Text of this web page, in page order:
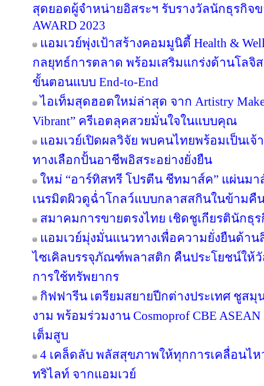
สุดยอดผู้จำหน่ายอิสระฯ รับรางวัลนักธุรกิจข
AWARD 2023
แอมเวย์พุ่งเป้าสร้างคอมมูนิตี้ Health &
กลยุทธ์การตลาด พร้อมเสริมแกร่งด้านโลจิ
ขั้นตอนแบบ End-to-End
ไอเท็มสุดฮอตใหม่ล่าสุด จาก Artistry
Vibrant” ครีเอตลุคสวยมั่นใจในแบบคุณ
แอมเวย์เปิดผลวิจัย พบคนไทยพร้อมเป็นเ
ทางเลือกปั้นอาชีพอิสระอย่างยั่งยืน
ใหม่ “อาร์ทิสทรี โปรตีน ชีทมาส์ค” แผ่นม
เนรมิตผิวดูฉ่ำโกลว์แบบกลาสสกินในข้ามคื
สมาคมการขายตรงไทย เชิดชูเกียรตินักธุ
แอมเวย์มุ่งมั่นแนวทางเพื่อความยั่งยืนด้า
ไซเคิลบรรจุภัณฑ์พลาสติก คืนประโยชน์ให้
การใช้ทรัพยากร
กิฟฟารีน เตรียมสยายปีกต่างประเทศ ชูสมุ
งาม พร้อมร่วมงาน Cosmoprof CBE
เต็มสูบ
4 เคล็ดลับ พลัสสุขภาพให้ทุกการเคลื่อนไ
ทริไลท์ จากแอมเวย์